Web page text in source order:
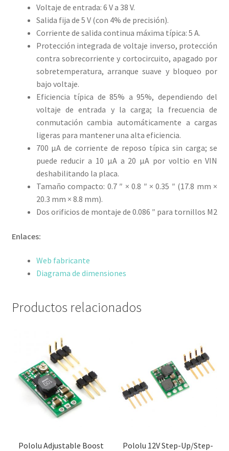
Voltaje de entrada: 6 V a 38 V.
Salida fija de 5 V (con 4% de precisión).
Corriente de salida continua máxima típica: 5 A.
Protección integrada de voltaje inverso, protección
contra sobrecorriente y cortocircuito, apagado por
sobretemperatura, arranque suave y bloqueo por
bajo voltaje.
Eficiencia típica de 85% a 95%, dependiendo del
voltaje de entrada y la carga; la frecuencia de
conmutación cambia automáticamente a cargas
ligeras para mantener una alta eficiencia.
700 μA de corriente de reposo típica sin carga; se
puede reducir a 10 µA a 20 µA por voltio en VIN
deshabilitando la placa.
Tamaño compacto: 0.7 ″ × 0.8 ″ × 0.35 ″ (17.8 mm ×
20.3 mm × 8.8 mm).
Dos orificios de montaje de 0.086 ″ para tornillos M2
Enlaces:
Web fabricante
Diagrama de dimensiones
Productos relacionados
Pololu Adjustable Boost
Pololu 12V Step-Up/Step-